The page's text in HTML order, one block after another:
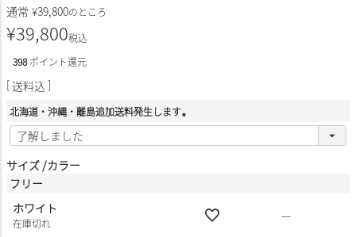
通常 ¥39,800のところ
¥39,800税込
398 ポイント還元
送料込
北海道・沖縄・離島追加送料発生します
必
サイズ カラー
フリー
ホワイト
在庫切れ
—